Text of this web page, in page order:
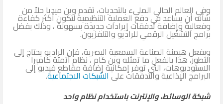
وفي العالم الحالي المليء بالتحديات، تقدم وين ميديا حلاً من
شأنه أن يساعد في دفع العملية التنظيمية لتكون أكثر كفاءة
وفعالية وإضافة تدفقات إيرادات جديدة بسهولة ، وذلك بفضل
برامج التشغيل الرقمي للراديو والتلفزيون.
وبفعل هيمنة الصناعة السمعية البصرية، فإن الراديو يحتاج إلى
التطور، هذا بالفعل ما تمثله وين كام ، نظام أتمتة كاميرا
الاستوديوهات، التي توفر إمكانية إضافة مقاطع فيديو إلى
البرامج الإذاعية والتدفقات علىالشبكات الاجتماعية.
شبكة الوسائط، والإنترنت باستخدام نظام واحد